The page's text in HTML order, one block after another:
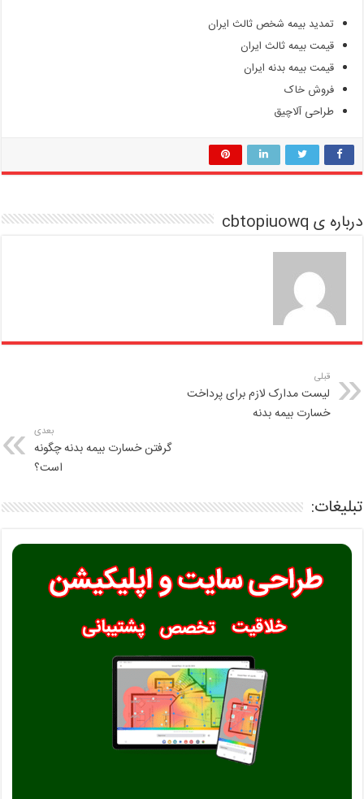
تمدید بیمه شخص ثالث ایران
قیمت بیمه ثالث ایران
قیمت بیمه بدنه ایران
فروش خاک
طراحی آلاچیق
درباره ی cbtopiuowq
قبلی
لیست مدارک لازم برای پرداخت
خسارت بیمه بدنه
بعدی
گرفتن خسارت بیمه بدنه چگونه
است؟
تبلیغات: